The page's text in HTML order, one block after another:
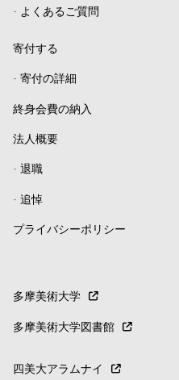
- よくあるご質問
寄付する
- 寄付の詳細
終身会費の納入
法人概要
- 退職
- 追悼
プライバシーポリシー
多摩美術大学
多摩美術大学図書館
四美大アラムナイ